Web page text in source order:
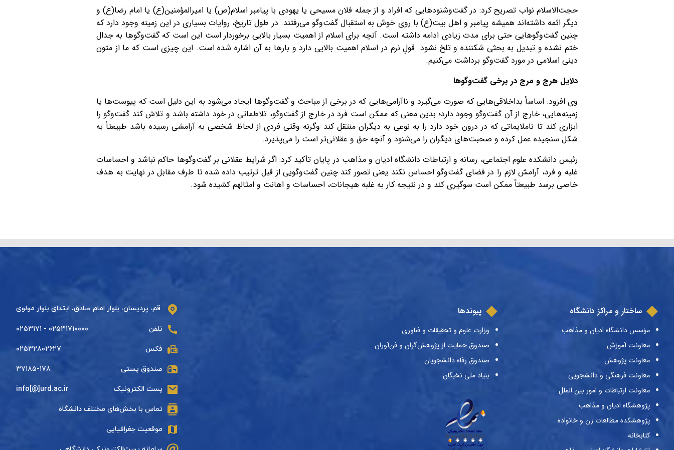
حجت‌الاسلام نواب تصریح کرد: در گفت‌وشنودهایی که افراد و از جمله فلان مسیحی یا یهودی با پیامبر اسلام(ص) یا امیرالمؤمنین(ع) یا امام رضا(ع) و
دیگر ائمه داشته‌اند همیشه پیامبر و اهل بیت(ع) با روی خوش به استقبال گفت‌وگو می‌رفتند. در طول تاریخ، روایات بسیاری در این زمینه وجود دارد که
چنین گفت‌وگوهایی حتی برای مدت زیادی ادامه داشته است. آنچه برای اسلام از اهمیت بسیار بالایی برخوردار است این است که گفت‌وگوها به جدال
ختم نشده و تبدیل به بحثی شکننده و تلخ نشود. قولِ نرم در اسلام اهمیت بالایی دارد و بارها به آن اشاره شده است. این چیزی است که ما از متون
دینی اسلامی در مورد گفت‌وگو برداشت می‌کنیم.
دلایل هرج و مرج در برخی گفت‌وگوها
وی افزود: اساساً بداخلاقی‌هایی که صورت می‌‌گیرد و ناآرامی‌هایی که در برخی از مباحث و گفت‌وگوها ایجاد می‌شود به این دلیل است که پیوست‌ها یا
زمینه‌هایی، خارج از آن گفت‌وگو وجود دارد؛ بدین معنی که ممکن است فرد در خارج از گفت‌وگو، تلاطماتی در خود داشته باشد و تلاش کند گفت‌وگو را
ابزاری کند تا ناملایماتی که در درون خود دارد را به نوعی به دیگران منتقل کند وگرنه وقتی فردی از لحاظ شخصی به آرامشی رسیده باشد طبیعتاً به
شکل سنجیده عمل کرده و صحبت‌های دیگران را می‌شنود و آنچه حق و عقلانی‌تر است را می‌پذیرد.
رئیس دانشکده علوم اجتماعی، رسانه و ارتباطات دانشگاه ادیان و مذاهب در پایان تأکید کرد: اگر شرایط عقلانی بر گفت‌وگوها حاکم نباشد و احساسات
غلبه و فرد، آرامش لازم را در فضای گفت‌وگو احساس نکند یعنی تصور کند چنین گفت‌وگویی از قبل ترتیب داده شده تا طرف مقابل در نهایت به هدف
خاصی برسد طبیعتاً ممکن است سوگیری کند و در نتیجه کار به غلبه هیجانات، احساسات و اهانت و امثالهم کشیده شود.
ساختار و مراکز دانشگاه
مؤسس دانشگاه ادیان و مذاهب
معاونت آموزش
معاونت پژوهش
معاونت فرهنگی و دانشجویی
معاونت ارتباطات و امور بین الملل
پژوهشگاه ادیان و مذاهب
پژوهشکده مطالعات زن و خانواده
کتابخانه
پیوندها
وزارت علوم و تحقیقات و فناوری
صندوق حمایت از پژوهش‌گران و فن‌آوران
صندوق رفاه دانشجویان
بنیاد ملی نخبگان
قم، پردیسان، بلوار امام صادق، ابتدای بلوار مولوی
تلفن ۰۲۵۳۱۷۱۰۰۰۰ - ۰۲۵۳۱۷۱
فکس ۰۲۵۳۲۸۰۲۶۲۷
صندوق پستی ۳۷۱۸۵-۱۷۸
پست الکترونیک info[@]urd.ac.ir
تماس با بخش‌های مختلف دانشگاه
موقعیت جغرافیایی